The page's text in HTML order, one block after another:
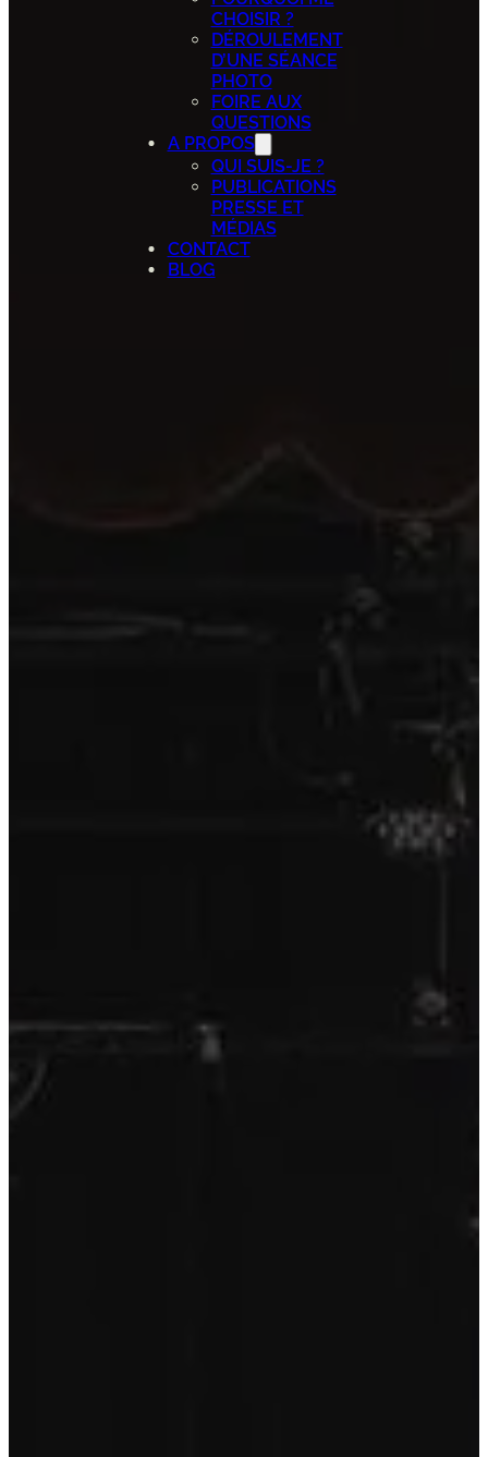
CHOISIR ?
DÉROULEMENT
D’UNE SÉANCE
PHOTO
FOIRE AUX
QUESTIONS
A PROPOS
QUI SUIS-JE ?
PUBLICATIONS
PRESSE ET
MÉDIAS
CONTACT
BLOG